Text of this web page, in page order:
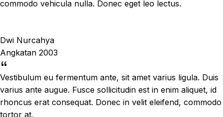
commodo vehicula nulla. Donec eget leo lectus.
Dwi Nurcahya
Angkatan 2003
Vestibulum eu fermentum ante, sit amet varius ligula. Duis
varius ante augue. Fusce sollicitudin est in enim aliquet, id
rhoncus erat consequat. Donec in velit eleifend, commodo
tortor at.